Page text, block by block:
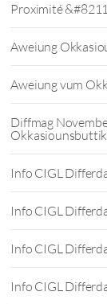
Proximité
Aweiung
Aweiung vum
Diffmag
Okkasiounsbuttik
Info CIGL
Info CIGL
Info CIGL
Info CIGL